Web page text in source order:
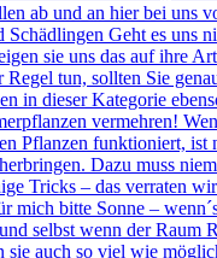
ab und an hier bei
Geht es uns
sie uns das auf ihre
Regel tun, sollten Sie
in dieser Kategorie
vermehren!
Pflanzen funktioniert,
Dazu muss
Tricks – das verraten
mich bitte Sonne –
selbst wenn der
auch so viel wie